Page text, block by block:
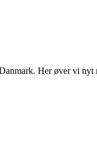
Her øver vi